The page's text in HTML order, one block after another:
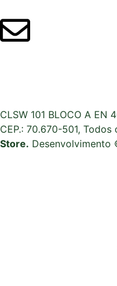
CLSW 101 BLOCO A EN
CEP.: 70.670-501,
Store. Desenvolvimento